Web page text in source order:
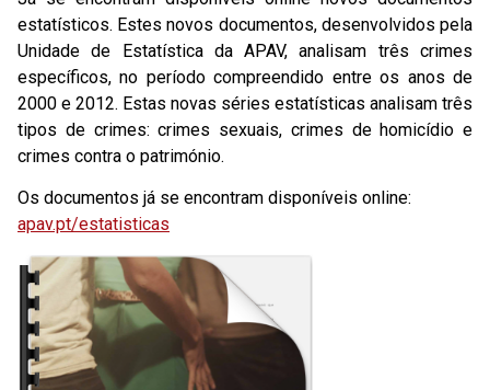
estatísticos. Estes novos documentos, desenvolvidos pela
Unidade de Estatística da APAV, analisam três crimes
específicos, no período compreendido entre os anos de
2000 e 2012. Estas novas séries estatísticas analisam três
tipos de crimes: crimes sexuais, crimes de homicídio e
crimes contra o património.
Os documentos já se encontram disponíveis online:
apav.pt/estatisticas